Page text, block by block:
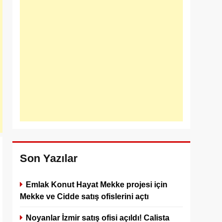
Son Yazılar
Emlak Konut Hayat Mekke projesi için
Mekke ve Cidde satış ofislerini açtı
Noyanlar İzmir satış ofisi açıldı! Calista